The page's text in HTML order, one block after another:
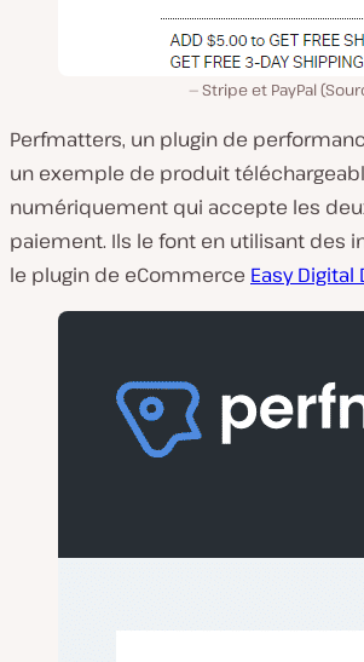
Stripe et PayPal
Perfmatters, un plugin de
un exemple de produit
numériquement qui accepte les
paiement. Ils le font en utilisant des
le plugin de eCommerce Easy